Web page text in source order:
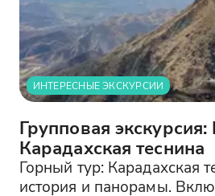
ИНТЕРЕСНЫЕ ЭКСКУРСИИ
Групповая экскурсия:
Карадахская теснина
Горный тур: Карадахская
история и панорамы.